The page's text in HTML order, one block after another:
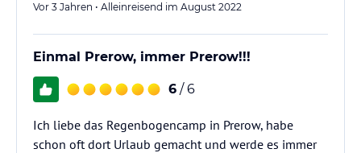
Vor 3 Jahren • Alleinreisend im August 2022
Einmal Prerow, immer Prerow!!!
6 / 6
Ich liebe das Regenbogencamp in Prerow, habe
schon oft dort Urlaub gemacht und werde es immer